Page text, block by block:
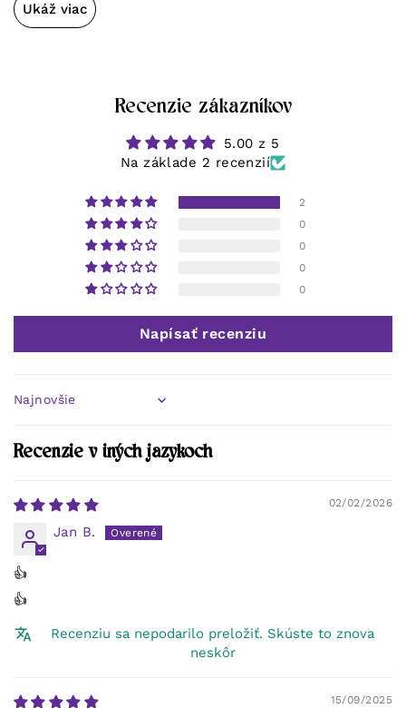
Ukáž viac
Recenzie zákazníkov
5.00 z 5
Na základe 2 recenzií
2
0
0
0
0
Napísať recenziu
Sort by
Recenzie v iných jazykoch
02/02/2026
Jan B.
👍
👍
Recenziu sa nepodarilo preložiť. Skúste to znova
neskôr
15/09/2025